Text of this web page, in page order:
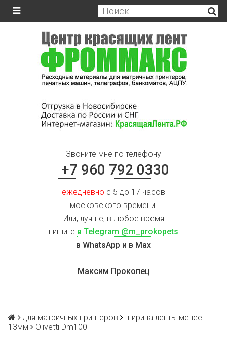
Звоните мне по телефону
+7 960 792 0330
ежедневно с 5 до 17 часов
московского времени.
Или, лучше, в любое время
пишите в Telegram @m_prokopets
в WhatsApp и в Max
Максим Прокопец
для матричных принтеров
ширина ленты менее
13мм
Olivetti Dm100